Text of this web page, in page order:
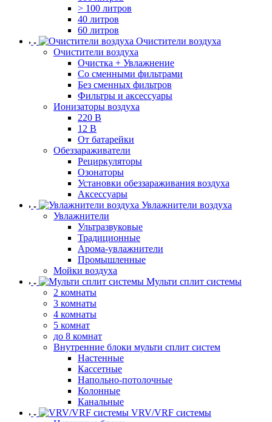
> 100 литров
40 литров
60 литров
Очистители воздуха
Очистители воздуха
Очистка + Увлажнение
Cо сменными фильтрами
Без сменных фильтров
Фильтры и аксессуары
Ионизаторы воздуха
220 В
12 В
От батарейки
Обеззараживатели
Рециркуляторы
Озонаторы
Установки обеззараживания воздуха
Аксессуары
Увлажнители воздуха
Увлажнители
Ультразвуковые
Традиционные
Арома-увлажнители
Промышленные
Мойки воздуха
Мульти сплит системы
2 комнаты
3 комнаты
4 комнаты
5 комнат
до 8 комнат
Внутренние блоки мульти сплит систем
Настенные
Кассетные
Напольно-потолочные
Колонные
Канальные
VRV/VRF системы